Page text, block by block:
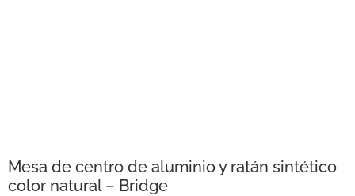
Mesa de centro de aluminio y ratán sintético
color natural – Bridge